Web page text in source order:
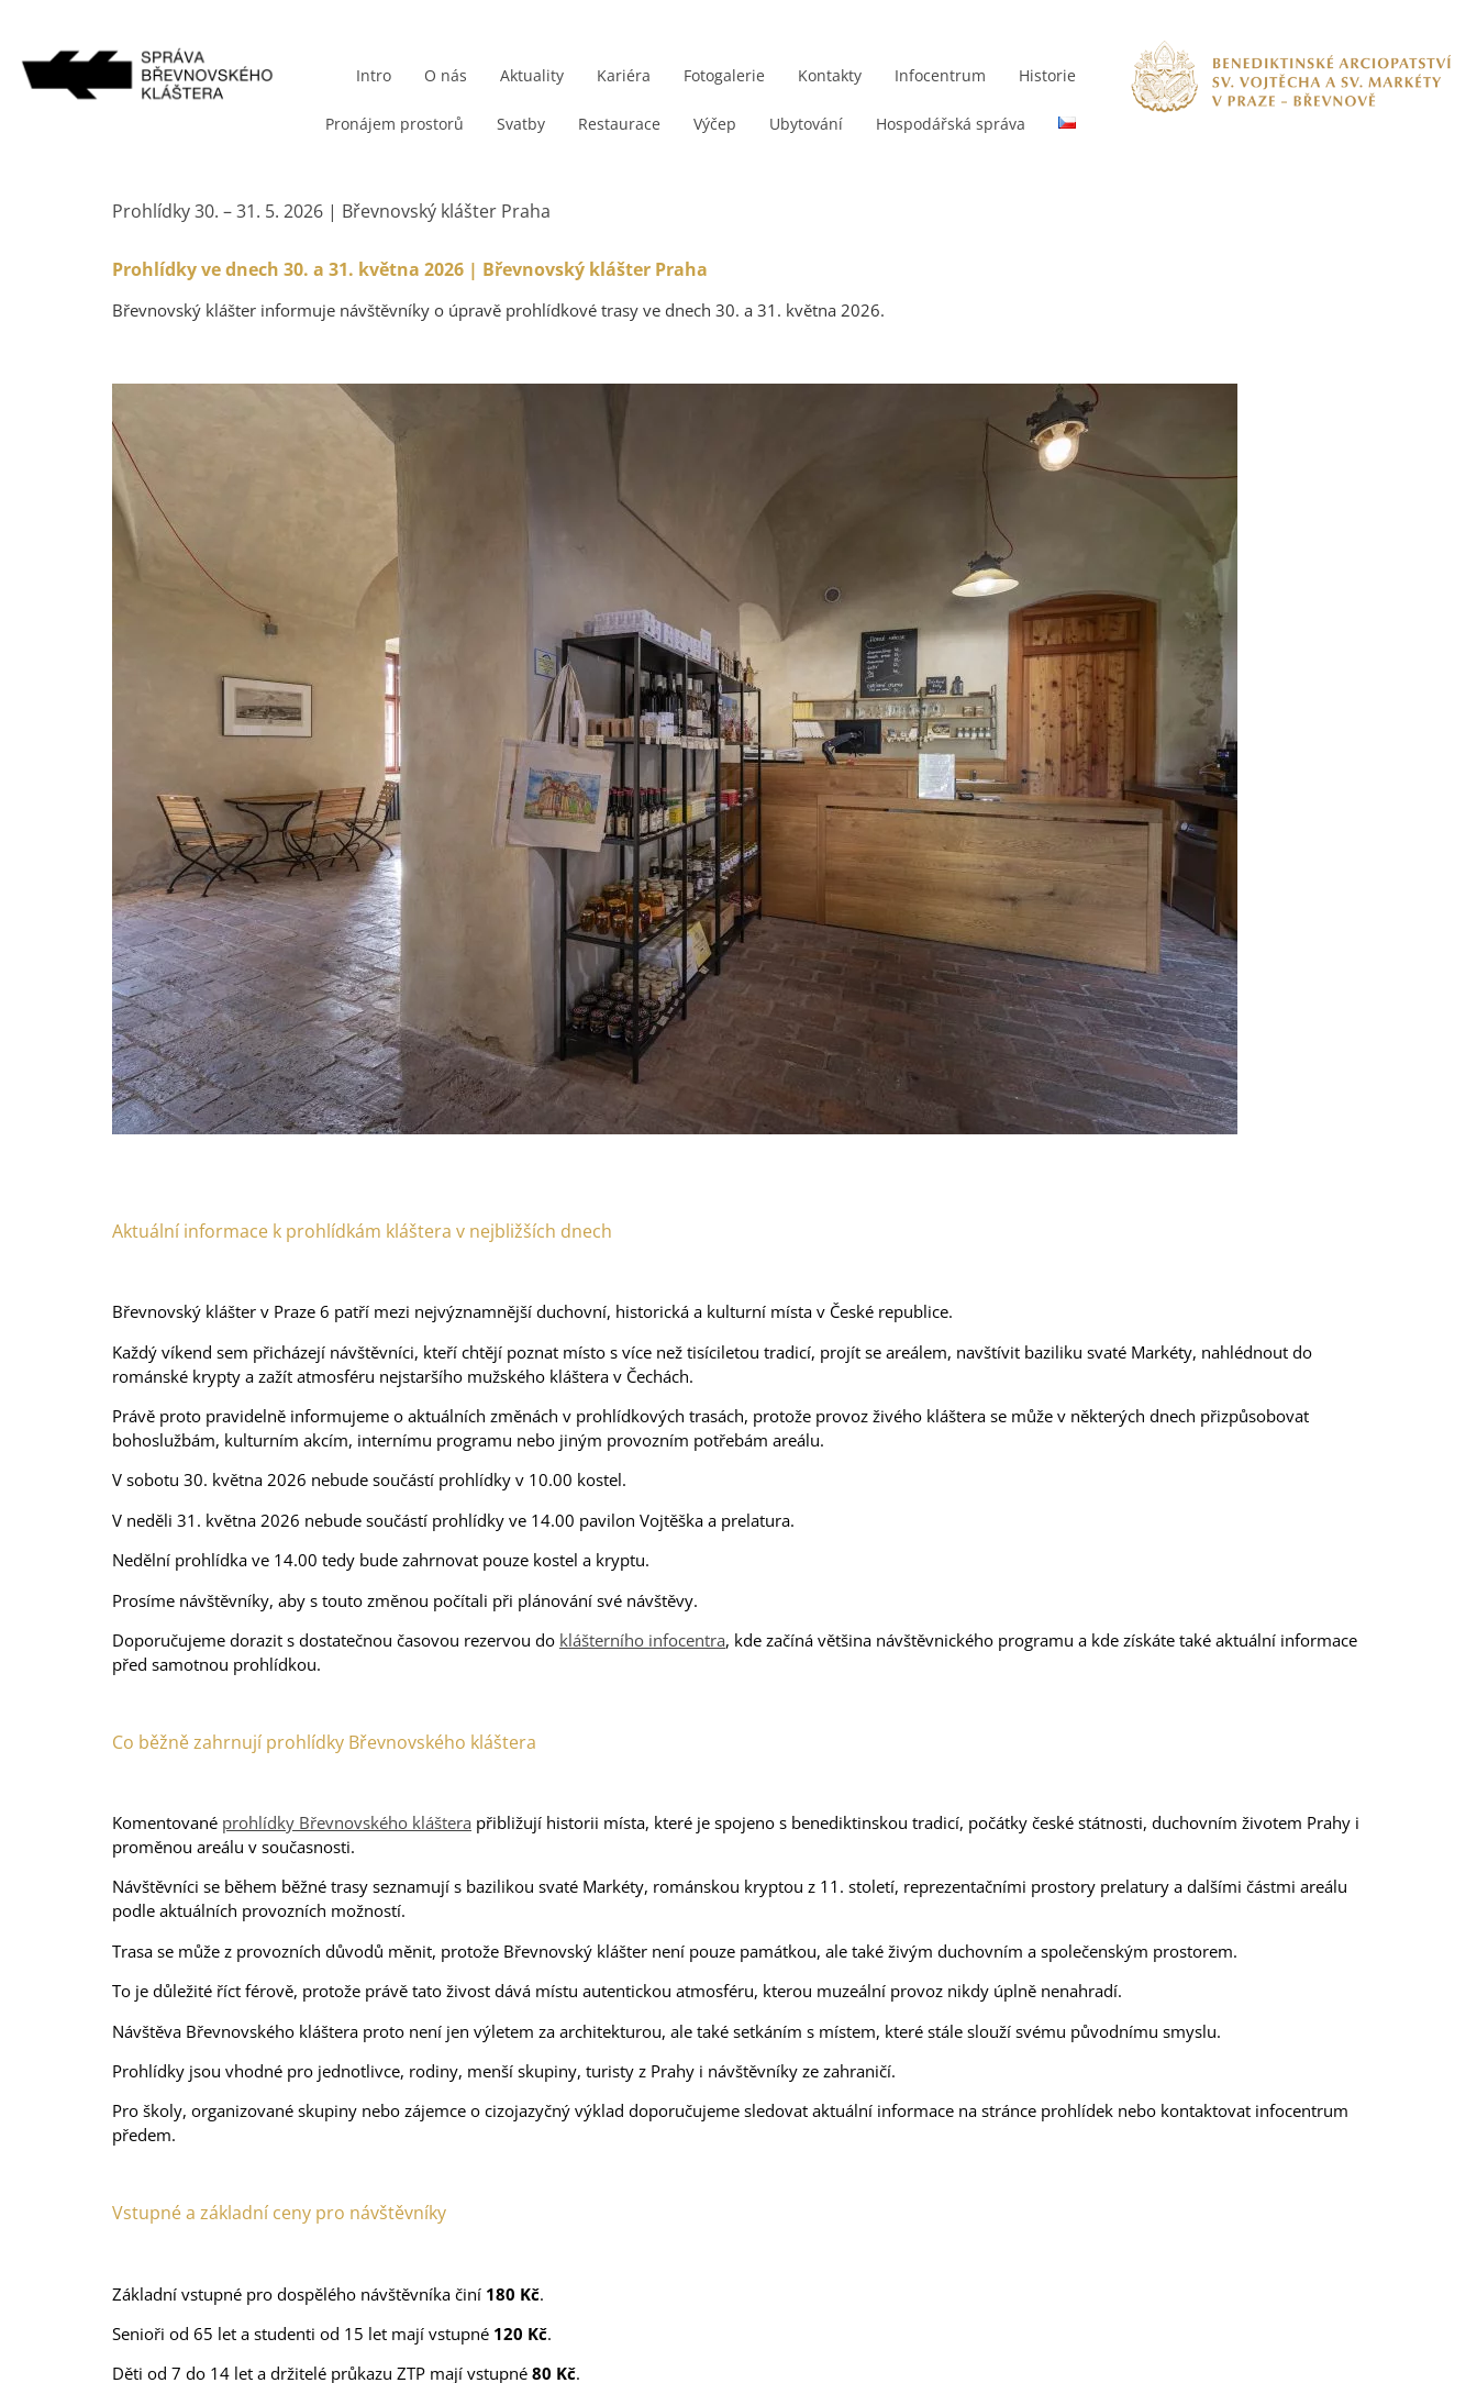
Intro O nás Aktuality Kariéra Fotogalerie Kontakty Infocentrum Historie
Pronájem prostorů Svatby Restaurace Výčep Ubytování Hospodářská správa
Prohlídky 30. – 31. 5. 2026 | Břevnovský klášter Praha
Prohlídky ve dnech 30. a 31. května 2026 | Břevnovský klášter Praha
Břevnovský klášter informuje návštěvníky o úpravě prohlídkové trasy ve dnech 30. a 31. května 2026.
Aktuální informace k prohlídkám kláštera v nejbližších dnech
Břevnovský klášter v Praze 6 patří mezi nejvýznamnější duchovní, historická a kulturní místa v České republice.
Každý víkend sem přicházejí návštěvníci, kteří chtějí poznat místo s více než tisíciletou tradicí, projít se areálem, navštívit baziliku svaté Markéty, nahlédnout do
románské krypty a zažít atmosféru nejstaršího mužského kláštera v Čechách.
Právě proto pravidelně informujeme o aktuálních změnách v prohlídkových trasách, protože provoz živého kláštera se může v některých dnech přizpůsobovat
bohoslužbám, kulturním akcím, internímu programu nebo jiným provozním potřebám areálu.
V sobotu 30. května 2026 nebude součástí prohlídky v 10.00 kostel.
V neděli 31. května 2026 nebude součástí prohlídky ve 14.00 pavilon Vojtěška a prelatura.
Nedělní prohlídka ve 14.00 tedy bude zahrnovat pouze kostel a kryptu.
Prosíme návštěvníky, aby s touto změnou počítali při plánování své návštěvy.
Doporučujeme dorazit s dostatečnou časovou rezervou do klášterního infocentra, kde začíná většina návštěvnického programu a kde získáte také aktuální informace
před samotnou prohlídkou.
Co běžně zahrnují prohlídky Břevnovského kláštera
Komentované prohlídky Břevnovského kláštera přibližují historii místa, které je spojeno s benediktinskou tradicí, počátky české státnosti, duchovním životem Prahy i
proměnou areálu v současnosti.
Návštěvníci se během běžné trasy seznamují s bazilikou svaté Markéty, románskou kryptou z 11. století, reprezentačními prostory prelatury a dalšími částmi areálu
podle aktuálních provozních možností.
Trasa se může z provozních důvodů měnit, protože Břevnovský klášter není pouze památkou, ale také živým duchovním a společenským prostorem.
To je důležité říct férově, protože právě tato živost dává místu autentickou atmosféru, kterou muzeální provoz nikdy úplně nenahradí.
Návštěva Břevnovského kláštera proto není jen výletem za architekturou, ale také setkáním s místem, které stále slouží svému původnímu smyslu.
Prohlídky jsou vhodné pro jednotlivce, rodiny, menší skupiny, turisty z Prahy i návštěvníky ze zahraničí.
Pro školy, organizované skupiny nebo zájemce o cizojazyčný výklad doporučujeme sledovat aktuální informace na stránce prohlídek nebo kontaktovat infocentrum
předem.
Vstupné a základní ceny pro návštěvníky
Základní vstupné pro dospělého návštěvníka činí 180 Kč.
Senioři od 65 let a studenti od 15 let mají vstupné 120 Kč.
Děti od 7 do 14 let a držitelé průkazu ZTP mají vstupné 80 Kč.